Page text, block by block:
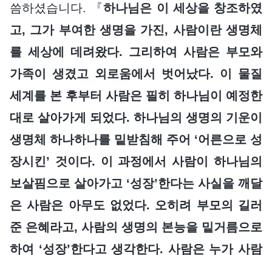
씀하셨습니다. 『하나님은 이 세상을 창조하였
고, 그가 부여한 생명을 가진, 사람이란 생명체
를 세상에 데려왔다. 그리하여 사람은 부모와
가족이 생겼고 외로움에서 벗어났다. 이 물질
세계를 본 후부터 사람은 필히 하나님이 예정한
대로 살아가게 되었다. 하나님의 생명의 기운이
생명체 하나하나를 밑받침해 주어 ‘어른으로 성
장시킨’ 것이다. 이 과정에서 사람이 하나님의
보살핌으로 살아가고 ‘성장’한다는 사실을 깨달
은 사람은 아무도 없었다. 오히려 부모의 길러
준 은혜라고, 사람의 생명의 본능을 밑거름으로
하여 ‘성장’한다고 생각한다. 사람은 누가 사람